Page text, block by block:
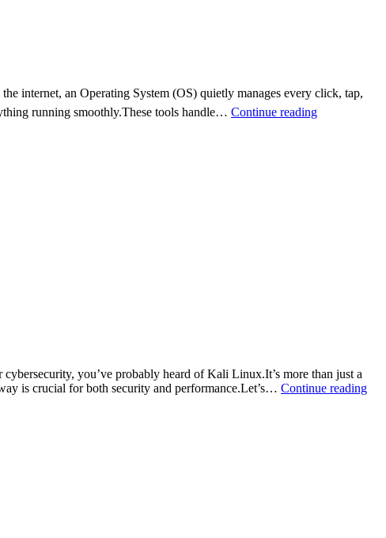
internet, an Operating System (OS) quietly manages every click, tap,
running smoothly.These tools handle… Continue readingOperating
you’ve probably heard of Kali Linux.It’s more than just a
is crucial for both security and performance.Let’s… Continue reading